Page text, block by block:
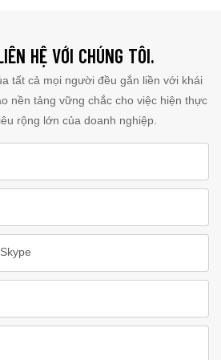
HỆ VỚI CHÚNG TÔI.
tất cả mọi người đều gắn liền với khái
nền tảng vững chắc cho việc hiện thực
rộng lớn của doanh nghiệp.